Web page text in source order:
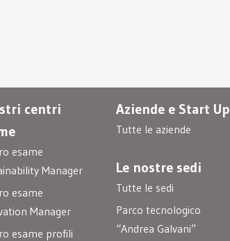
centri
esame
Manager
esame
Manager
esame profili
Aziende e Start Up
Tutte le aziende
Le nostre sedi
Tutte le sedi
Parco tecnologico
“Andrea Galvani”